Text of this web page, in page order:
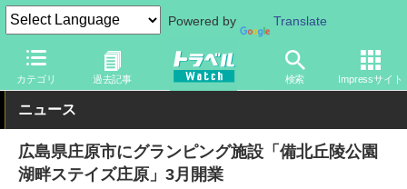
Powered by Translate
カテゴリ 過去記事 検索 Impressサイト
トラベル Watch 地域 国内旅行 中国
ニュース
広島県庄原市にグランピング施設「備北丘陵公園
湖畔ステイズ庄原」3月開業